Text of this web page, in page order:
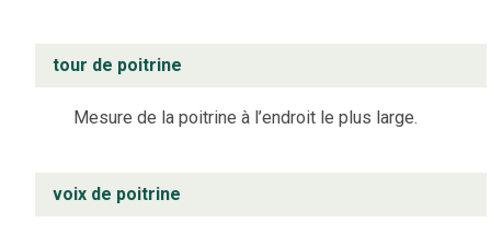
tour de poitrine
Mesure de la poitrine à l’endroit le plus large.
voix de poitrine